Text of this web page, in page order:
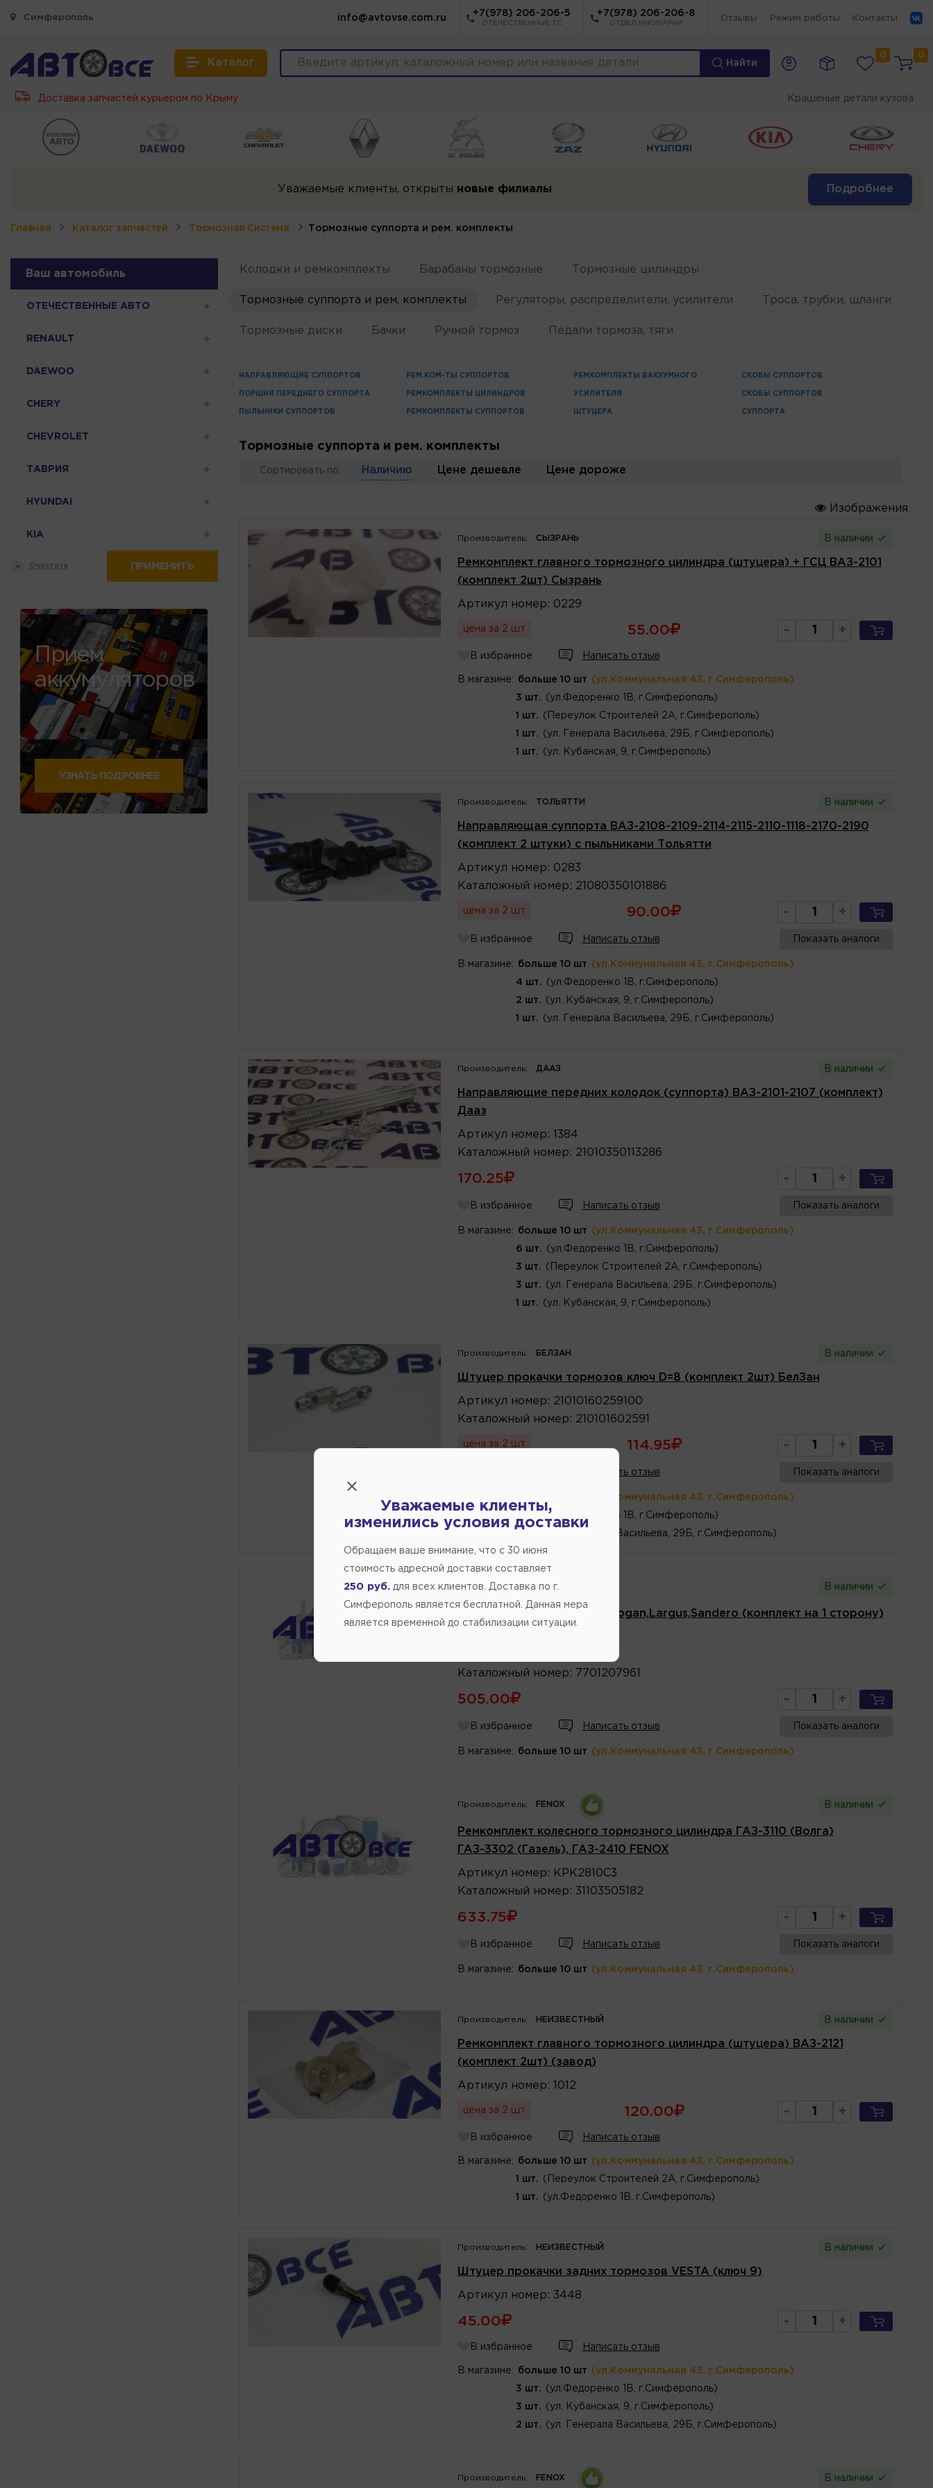
Симферополь info@avtovse.com.ru
+7(978) 206-206-5
ОТЕЧЕСТВЕННЫЕ ТС
+7(978) 206-206-8
ОТДЕЛ ИНОМАРКИ
Отзывы Режим работы Контакты
Каталог Найти
0 0
Доставка запчастей курьером по Крыму Крашеные детали кузова
Уважаемые клиенты, открыты новые филиалы Подробнее
Главная Каталог запчастей Тормозная Система Тормозные суппорта и рем. комплекты
Ваш автомобиль
ОТЕЧЕСТВЕННЫЕ АВТО
RENAULT
DAEWOO
CHERY
CHEVROLET
ТАВРИЯ
HYUNDAI
KIA
Очистить ПРИМЕНИТЬ
Прием
аккумуляторов
УЗНАТЬ ПОДРОБНЕЕ
Колодки и ремкомплекты Барабаны тормозные Тормозные цилиндры
Тормозные суппорта и рем. комплекты Регуляторы, распределители, усилители Троса, трубки, шланги
Тормозные диски Бачки Ручной тормоз Педали тормоза, тяги
НАПРАВЛЯЮЩИЕ СУППОРТОВ
ПОРШНЯ ПЕРЕДНЕГО СУППОРТА
ПЫЛЬНИКИ СУППОРТОВ
РЕМ.КОМ-ТЫ СУППОРТОВ
РЕМКОМПЛЕКТЫ ЦИЛИНДРОВ
РЕМКОМПЛЕКТЫ СУППОРТОВ
РЕМКОМПЛЕКТЫ ВАКУУМНОГО
УСИЛИТЕЛЯ
ШТУЦЕРА
СКОБЫ СУППОРТОВ
СКОБЫ СУППОРТОВ
СУППОРТА
Тормозные суппорта и рем. комплекты
Сортировать по: Наличию Цене дешевле Цене дороже
Изображения
Производитель: СЫЗРАНЬ В наличии
Ремкомплект главного тормозного цилиндра (штуцера) + ГСЦ ВАЗ-2101
(комплект 2шт) Сызрань
Артикул номер : 0229
цена за 2 шт 55.00 - +
В избранное Написать отзыв
В магазине: больше 10 шт (ул.Коммунальная 43, г.Симферополь)
3 шт. (ул.Федоренко 1В, г.Симферополь)
1 шт. (Переулок Строителей 2А, г.Симферополь)
1 шт. (ул. Генерала Васильева, 29Б, г.Симферополь)
1 шт. (ул. Кубанская, 9, г.Симферополь)
Производитель: ТОЛЬЯТТИ В наличии
Направляющая суппорта ВАЗ-2108-2109-2114-2115-2110-1118-2170-2190
(комплект 2 штуки) с пыльниками Тольятти
Артикул номер : 0283
Каталожный номер : 21080350101886
цена за 2 шт 90.00 - +
В избранное Написать отзыв Показать аналоги
В магазине: больше 10 шт (ул.Коммунальная 43, г.Симферополь)
4 шт. (ул.Федоренко 1В, г.Симферополь)
2 шт. (ул. Кубанская, 9, г.Симферополь)
1 шт. (ул. Генерала Васильева, 29Б, г.Симферополь)
Производитель: ДААЗ В наличии
Направляющие передних колодок (суппорта) ВАЗ-2101-2107 (комплект)
Дааз
Артикул номер : 1384
Каталожный номер : 21010350113286
170.25 - +
В избранное Написать отзыв Показать аналоги
В магазине: больше 10 шт (ул.Коммунальная 43, г.Симферополь)
6 шт. (ул.Федоренко 1В, г.Симферополь)
3 шт. (Переулок Строителей 2А, г.Симферополь)
3 шт. (ул. Генерала Васильева, 29Б, г.Симферополь)
1 шт. (ул. Кубанская, 9, г.Симферополь)
Производитель: БЕЛЗАН В наличии
Штуцер прокачки тормозов ключ D=8 (комплект 2шт) БелЗан
Артикул номер : 21010160259100
Каталожный номер : 210101602591
цена за 2 шт 114.95 - +
Написать отзыв Показать аналоги
(ул.Коммунальная 43, г.Симферополь)
(ул.Федоренко 1В, г.Симферополь)
(ул. Генерала Васильева, 29Б, г.Симферополь)
Производитель: GALLANT В наличии
Направляющая суппорта Logan,Largus,Sandero (комплект на 1 сторону)
Каталожный номер : 7701207961
505.00 - +
В избранное Написать отзыв Показать аналоги
В магазине: больше 10 шт (ул.Коммунальная 43, г.Симферополь)
Производитель: FENOX В наличии
Ремкомплект колесного тормозного цилиндра ГАЗ-3110 (Волга)
ГАЗ-3302 (Газель), ГАЗ-2410 FENOX
Артикул номер : KPK2810C3
Каталожный номер : 31103505182
633.75 - +
В избранное Написать отзыв Показать аналоги
В магазине: больше 10 шт (ул.Коммунальная 43, г.Симферополь)
Производитель: НЕИЗВЕСТНЫЙ В наличии
Ремкомплект главного тормозного цилиндра (штуцера) ВАЗ-2121
(комплект 2шт) (завод)
Артикул номер : 1012
цена за 2 шт 120.00 - +
В избранное Написать отзыв
В магазине: больше 10 шт (ул.Коммунальная 43, г.Симферополь)
1 шт. (Переулок Строителей 2А, г.Симферополь)
1 шт. (ул.Федоренко 1В, г.Симферополь)
Производитель: НЕИЗВЕСТНЫЙ В наличии
Штуцер прокачки задних тормозов VESTA (ключ 9)
Артикул номер : 3448
45.00 - +
В избранное Написать отзыв
В магазине: больше 10 шт (ул.Коммунальная 43, г.Симферополь)
3 шт. (ул.Федоренко 1В, г.Симферополь)
3 шт. (ул. Кубанская, 9, г.Симферополь)
2 шт. (ул. Генерала Васильева, 29Б, г.Симферополь)
Производитель: FENOX В наличии
Уважаемые клиенты,
изменились условия доставки
Обращаем ваше внимание, что c 30 июня
стоимость адресной доставки составляет
250 руб. для всех клиентов. Доставка по г.
Симферополь является бесплатной. Данная мера
является временной до стабилизации ситуации.